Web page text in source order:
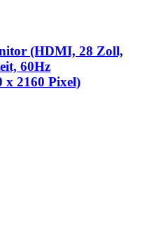
(HDMI, 28 Zoll,
60Hz
x 2160 Pixel)